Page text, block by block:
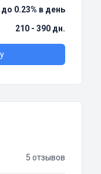
до 0.23% в день
210 - 390 дн.
5 отзывов